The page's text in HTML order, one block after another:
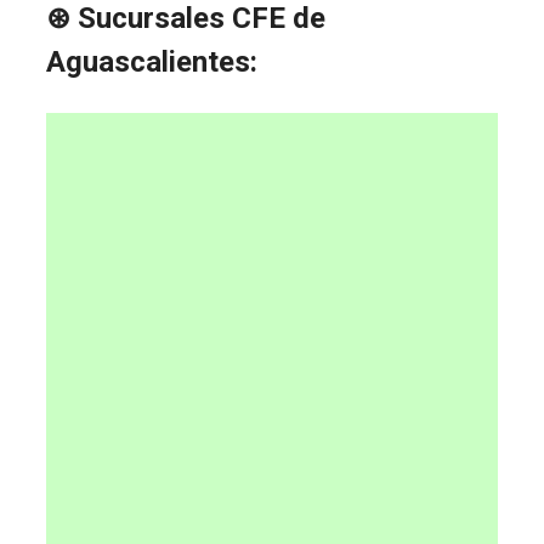
⊛ Sucursales CFE de
Aguascalientes: